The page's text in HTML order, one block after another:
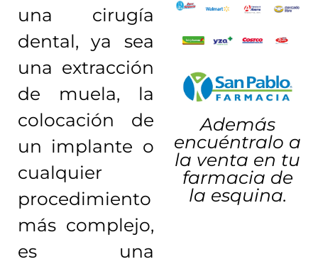
una cirugía
dental, ya sea
una extracción
de muela, la
colocación de
un implante o
cualquier
procedimiento
más complejo,
es una
Además
encuéntralo a
la venta en tu
farmacia de
la esquina.